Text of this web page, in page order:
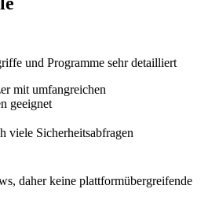
und Programme sehr detailliert
mit umfangreichen
geeignet
viele Sicherheitsabfragen
daher keine plattformübergreifende